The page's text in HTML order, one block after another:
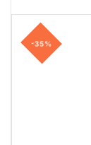
-35%